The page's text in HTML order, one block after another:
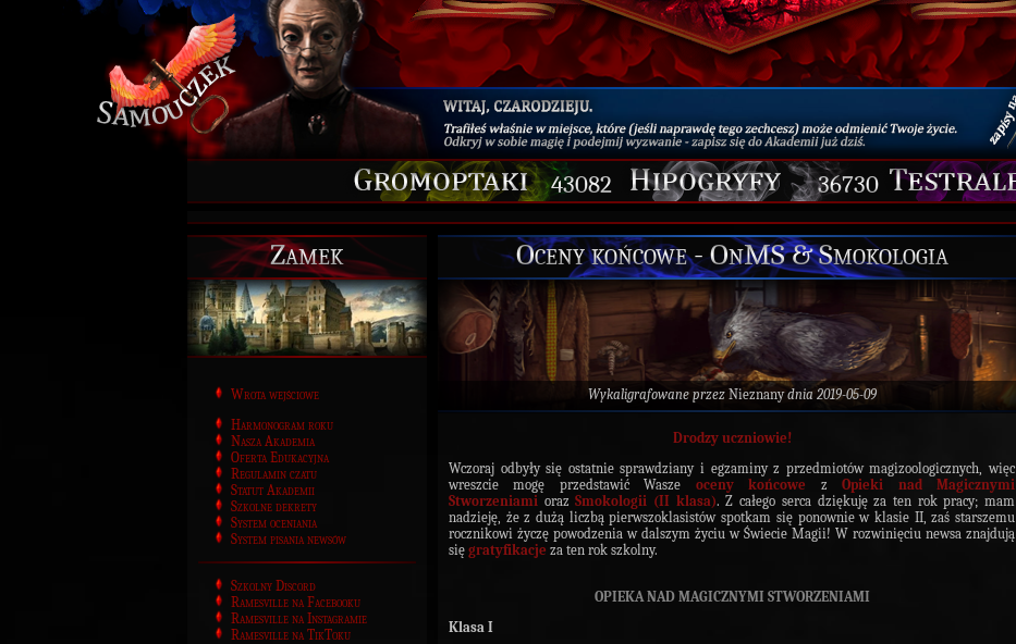
43082 36730
Zamek
Wrota wejściowe
Harmonogram roku
Nasza Akademia
Oferta Edukacyjna
Regulamin czatu
Statut Akademii
Szkolne dekrety
System oceniania
System pisania newsów
Szkolny Discord
Ramesville na Facebooku
Ramesville na Instagramie
Ramesville na TikToku
Oceny końcowe - OnMS & Smokologia
Wykaligrafowane przez Nieznanydnia 2019-05-09
Drodzy uczniowie!
Wczoraj odbyły się ostatnie sprawdziany i egzaminy z przedmiotów magizoologicznych, więc
wreszcie mogę przedstawić Wasze oceny końcowe zOpieki nad Magicznymi
Stworzeniami oraz Smokologii (II klasa). Z całego serca dziękuję za ten rok pracy; mam
nadzieję, że z dużą liczbą pierwszoklasistów spotkam się ponownie w klasie II, zaś starszemu
rocznikowi życzę powodzenia w dalszym życiu w Świecie Magii! W rozwinięciu newsa znajdują
się gratyfikacje za ten rok szkolny.
OPIEKA NAD MAGICZNYMI STWORZENIAMI
Klasa I